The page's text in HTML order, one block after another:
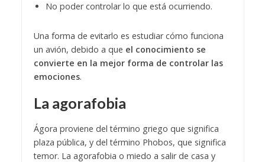
No poder controlar lo que está ocurriendo.
Una forma de evitarlo es estudiar cómo funciona
un avión, debido a que el conocimiento se
convierte en la mejor forma de controlar las
emociones.
La agorafobia
Ágora proviene del término griego que significa
plaza pública, y del término Phobos, que significa
temor. La agorafobia o miedo a salir de casa y